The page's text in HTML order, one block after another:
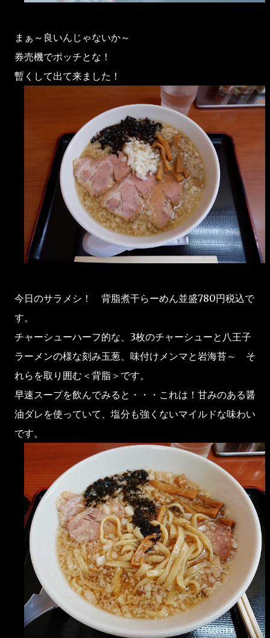
まぁ～良いんじゃないか～
券売機でポッチとな！
暫くして出て来ました！
今日のサラメシ！ 背脂煮干らーめん並盛780円税込で
す。
チャーシューハーフ的な、3枚のチャーシューと八王子
ラーメンの様な刻み玉葱、味付けメンマと岩海苔～ そ
れらを取り囲む＜背脂＞です。
早速スープを飲んでみると・・・これは！甘みのある醤
油ダレを使っていて、塩分も強くないマイルドな味わい
です。